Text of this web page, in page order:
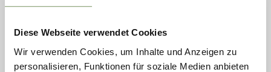
Diese Webseite verwendet Cookies
Wir verwenden Cookies, um Inhalte und Anzeigen zu
personalisieren, Funktionen für soziale Medien anbieten
La chiesetta di San Giacomo a Rablà è consacrata a San Giacomo e a
info@partschins.com
LEGGI DI PIÙ